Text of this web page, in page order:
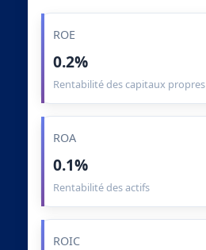
ROE
0.2%
Rentabilité des capitaux propres
ROA
0.1%
Rentabilité des actifs
ROIC